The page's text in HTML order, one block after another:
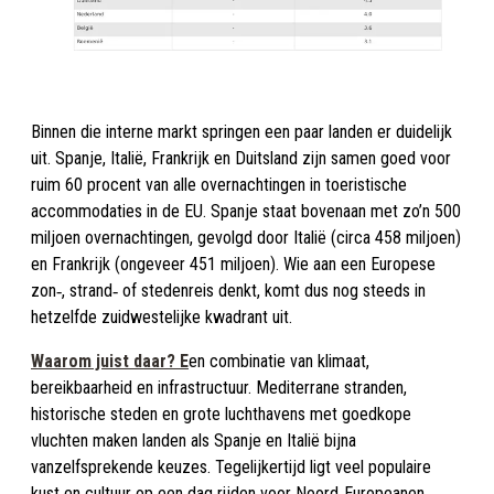
Binnen die interne markt springen een paar landen er duidelijk
uit. Spanje, Italië, Frankrijk en Duitsland zijn samen goed voor
ruim 60 procent van alle overnachtingen in toeristische
accommodaties in de EU. Spanje staat bovenaan met zo’n 500
miljoen overnachtingen, gevolgd door Italië (circa 458 miljoen)
en Frankrijk (ongeveer 451 miljoen). Wie aan een Europese
zon‑, strand‑ of stedenreis denkt, komt dus nog steeds in
hetzelfde zuidwestelijke kwadrant uit.
Waarom juist daar? Een combinatie van klimaat,
bereikbaarheid en infrastructuur. Mediterrane stranden,
historische steden en grote luchthavens met goedkope
vluchten maken landen als Spanje en Italië bijna
vanzelfsprekende keuzes. Tegelijkertijd ligt veel populaire